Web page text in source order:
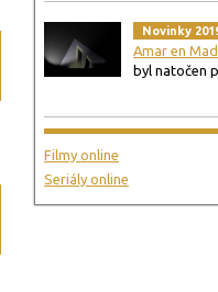
Novinky
Amar en
byl natočen
Filmy online
Seriály online